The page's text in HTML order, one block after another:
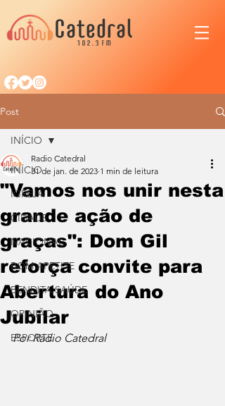
Post
INÍCIO
IGREJA
CIDADE
NACIONAL
BOM APETITE
BENDITA SAÚDE
OPINIÃO
ESPORTE
INÍCIO
"Vamos nos unir nesta
grande ação de
graças": Dom Gil
reforça convite para
Abertura do Ano
Jubilar
Radio Catedral
31 de jan. de 2023 1 min de leitura
Por Rádio Catedral